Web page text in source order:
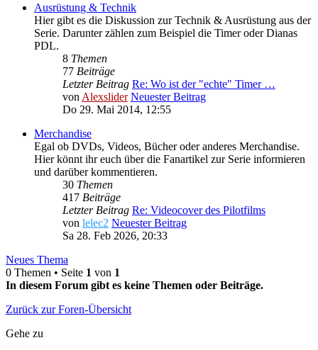
Ausrüstung & Technik
Hier gibt es die Diskussion zur Technik & Ausrüstung aus der
Serie. Darunter zählen zum Beispiel die Timer oder Dianas
PDL.
8 Themen
77 Beiträge
Letzter Beitrag Re: Wo ist der "echte" Timer …
von Alexslider Neuester Beitrag
Do 29. Mai 2014, 12:55
Merchandise
Egal ob DVDs, Videos, Bücher oder anderes Merchandise.
Hier könnt ihr euch über die Fanartikel zur Serie informieren
und darüber kommentieren.
30 Themen
417 Beiträge
Letzter Beitrag Re: Videocover des Pilotfilms
von lelec2 Neuester Beitrag
Sa 28. Feb 2026, 20:33
Neues Thema
0 Themen • Seite 1 von 1
In diesem Forum gibt es keine Themen oder Beiträge.
Zurück zur Foren-Übersicht
Gehe zu